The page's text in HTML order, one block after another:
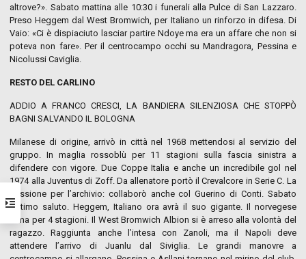
altrove?». Sabato mattina alle 10:30 i funerali alla Pulce di San Lazzaro.
Preso Heggem dal West Bromwich, per Italiano un rinforzo in difesa. Di
Vaio: «Ci è dispiaciuto lasciar partire Ndoye ma era un affare che non si
poteva non fare». Per il centrocampo occhi su Mandragora, Pessina e
Nicolussi Caviglia.
RESTO DEL CARLINO
ADDIO A FRANCO CRESCI, LA BANDIERA SILENZIOSA CHE STOPPÒ
BAGNI SALVANDO IL BOLOGNA
Milanese di origine, arrivò in città nel 1968 mettendosi al servizio del
gruppo. In maglia rossoblù per 11 stagioni sulla fascia sinistra a
difendere con vigore. Due Coppe Italia e anche un incredibile gol nel
1974 alla Juventus di Zoff. Da allenatore portò il Crevalcore in Serie C. La
passione per l’archivio: collaborò anche col Guerino di Conti. Sabato
l’ultimo saluto. Heggem, Italiano ora avrà il suo gigante. Il norvegese
firma per 4 stagioni. Il West Bromwich Albion si è arreso alla volontà del
ragazzo. Raggiunta anche l’intesa con Zanoli, ma il Napoli deve
attendere l’arrivo di Juanlu dal Siviglia. Le grandi manovre a